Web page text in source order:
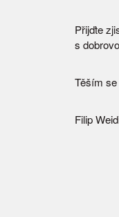
Přijďte
s
Těším se
Filip